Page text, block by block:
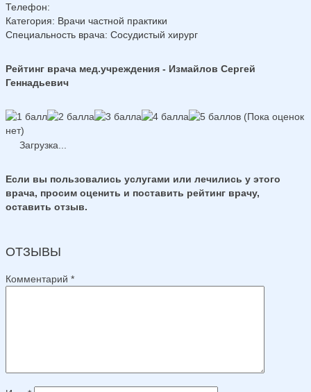
Телефон:
Категория: Врачи частной практики
Специальность врача: Сосудистый хирург
Рейтинг врача мед.учреждения - Измайлов Сергей
Геннадьевич
(Пока оценок
нет)
Загрузка...
Если вы пользовались услугами или лечились у этого
врача, просим оценить и поставить рейтинг врачу,
оставить отзыв.
ОТЗЫВЫ
Комментарий *